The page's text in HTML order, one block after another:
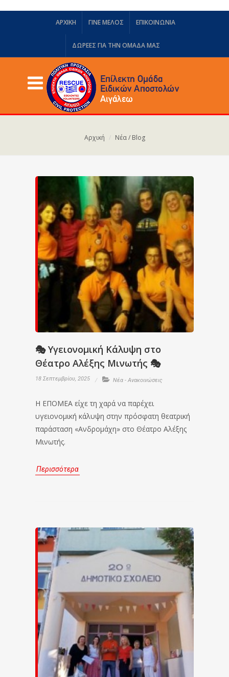
ΑΡΧΙΚΗ ΓΙΝΕ ΜΕΛΟΣ ΕΠΙΚΟΙΝΩΝΙΑ
ΔΩΡΕΈΣ ΓΙΑ ΤΗΝ ΟΜΆΔΑ ΜΑΣ
Αρχική Νέα / Blog
🎭 Υγειονομική Κάλυψη στο
Θέατρο Αλέξης Μινωτής 🎭
18 Σεπτεμβρίου, 2025 Νέα - Ανακοινώσεις
Η ΕΠΟΜΕΑ είχε τη χαρά να παρέχει
υγειονομική κάλυψη στην πρόσφατη θεατρική
παράσταση «Ανδρομάχη» στο Θέατρο Αλέξης
Μινωτής.
Περισσότερα